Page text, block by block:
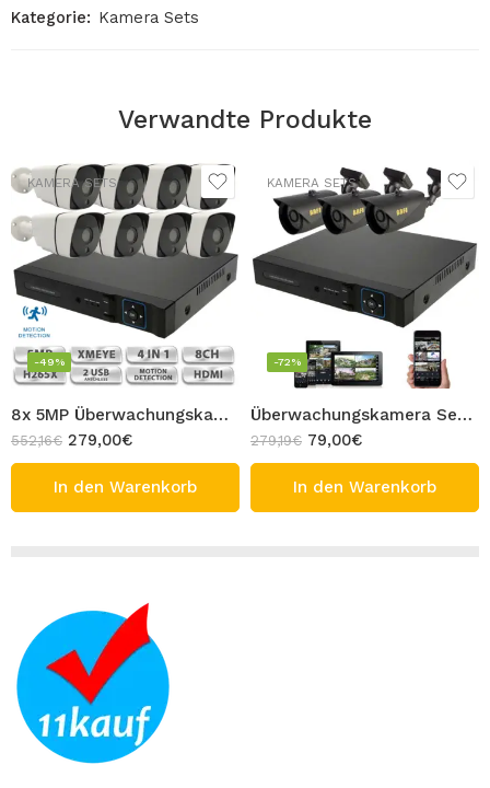
Kategorie: Kamera Sets
Verwandte Produkte
KAMERA SETS
8x 5MP Überwachungskamera Set Full HD Metall Gehäuse 8 Stück AHD CVI TVI CVBS Kamera REX mit 8CH 5MP Hybrid Aufnahmegerät Viva Innen & Außen Bereich Bullet Kamera
-49%
552,16€ 279,00€
In den Warenkorb
KAMERA SETS
Überwachungskamera Set 2MP 3 Stück AHD Kamera Set Full HD 3x 1080P Außen CCTV Kamera 5MP 4CH Aufnahmegerät Schwarz
-72%
279,19€ 79,00€
In den Warenkorb